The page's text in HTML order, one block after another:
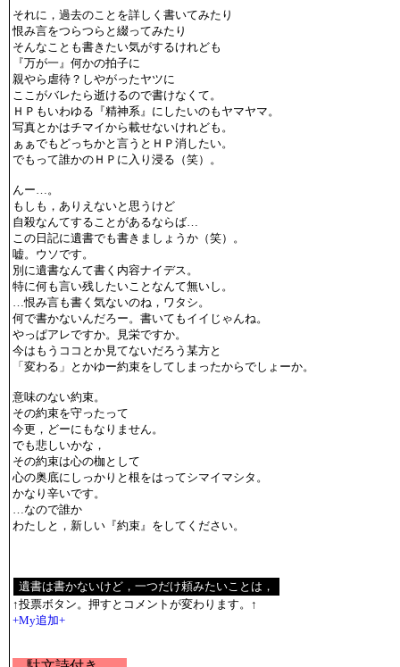
それに，過去のことを詳しく書いてみたり
恨み言をつらつらと綴ってみたり
そんなことも書きたい気がするけれども
『万が一』何かの拍子に
親やら虐待？しやがったヤツに
ここがバレたら逝けるので書けなくて。
ＨＰもいわゆる『精神系』にしたいのもヤマヤマ。
写真とかはチマイから載せないけれども。
ぁぁでもどっちかと言うとＨＰ消したい。
でもって誰かのＨＰに入り浸る（笑）。
んー…。
もしも，ありえないと思うけど
自殺なんてすることがあるならば…
この日記に遺書でも書きましょうか（笑）。
嘘。ウソです。
別に遺書なんて書く内容ナイデス。
特に何も言い残したいことなんて無いし。
…恨み言も書く気ないのね，ワタシ。
何で書かないんだろー。書いてもイイじゃんね。
やっぱアレですか。見栄ですか。
今はもうココとか見てないだろう某方と
「変わる」とかゆー約束をしてしまったからでしょーか。
意味のない約束。
その約束を守ったって
今更，どーにもなりません。
でも悲しいかな，
その約束は心の枷として
心の奥底にしっかりと根をはってシマイマシタ。
かなり辛いです。
…なので誰か
わたしと，新しい『約束』をしてください。
↑投票ボタン。押すとコメントが変わります。↑
+My追加+